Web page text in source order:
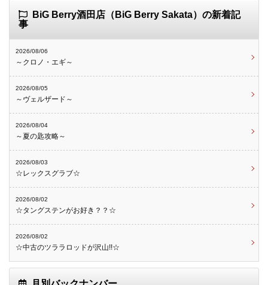
BiG Berry酒田店（BiG Berry Sakata）の新着記
事
2026/08/06
～クロノ・エギ～
2026/08/05
～ヴェルザード～
2026/08/04
～夏の匙攻略～
2026/08/03
☆レックスグラブ☆
2026/08/02
☆タングステンがお好き？？☆
2026/08/02
☆中古のツララロッドが沢山!!☆